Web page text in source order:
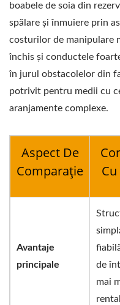
boabele de soia din
spălare și înmuiere prin
costurilor de manipulare
închis și conductele
în jurul obstacolelor din
potrivit pentru medii cu
aranjamente complexe.
Aspect De
Comparație
Avantaje
principale
de
mai